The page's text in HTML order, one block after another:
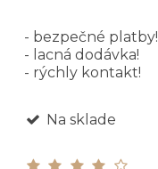
- bezpečné platby!
- lacná dodávka!
- rýchly kontakt!
Na sklade